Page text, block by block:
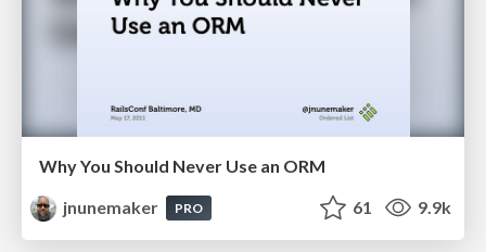
Why You Should Never Use an ORM
jnunemaker
PRO 61 9.9k